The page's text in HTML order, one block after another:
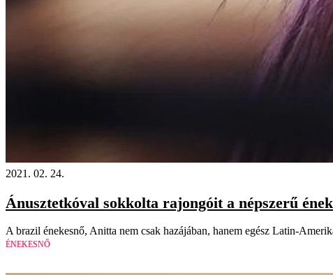
2021. 02. 24.
Ánusztetkóval sokkolta rajongóit a népszerű
A brazil énekesnő, Anitta nem csak hazájában, hanem egész Latin-
ÉNEKESNŐ